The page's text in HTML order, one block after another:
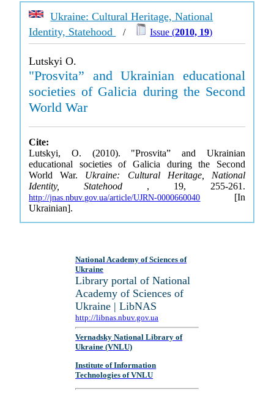
Ukraine: Cultural Heritage, National
Identity, Statehood
/ Issue (2010, 19)
Lutskyi O.
"Prosvita” and Ukrainian educational
societies of Galicia during the Second
World War
Cite:
Lutskyi, O. (2010). "Prosvita” and Ukrainian
educational societies of Galicia during the Second
World War. Ukraine: Cultural Heritage, National
Identity, Statehood , 19, 255-261.
http://jnas.nbuv.gov.ua/article/UJRN-0000660040 [In
Ukrainian].
National Academy of Sciences of
Ukraine
Library portal of National
Academy of Sciences of
Ukraine | LibNAS
http://libnas.nbuv.gov.ua
Vernadsky National Library of
Ukraine (VNLU)
Institute of Information
Technologies of VNLU